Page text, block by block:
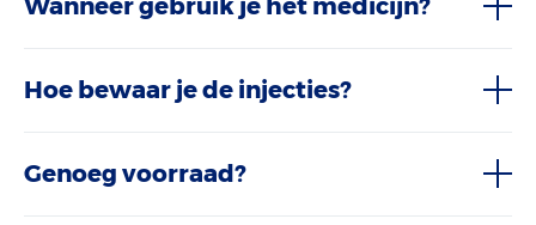
Wanneer gebruik je het medicijn?
Hoe bewaar je de injecties?
Genoeg voorraad?